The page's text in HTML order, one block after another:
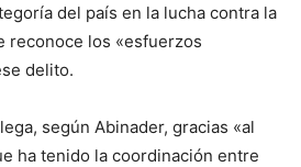
del país en la lucha contra la
reconoce los «esfuerzos
delito.
según Abinader, gracias «al
ha tenido la coordinación entre